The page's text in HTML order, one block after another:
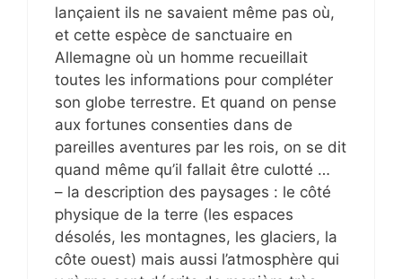
lançaient ils ne savaient même pas où,
et cette espèce de sanctuaire en
Allemagne où un homme recueillait
toutes les informations pour compléter
son globe terrestre. Et quand on pense
aux fortunes consenties dans de
pareilles aventures par les rois, on se dit
quand même qu’il fallait être culotté …
– la description des paysages : le côté
physique de la terre (les espaces
désolés, les montagnes, les glaciers, la
côte ouest) mais aussi l’atmosphère qui